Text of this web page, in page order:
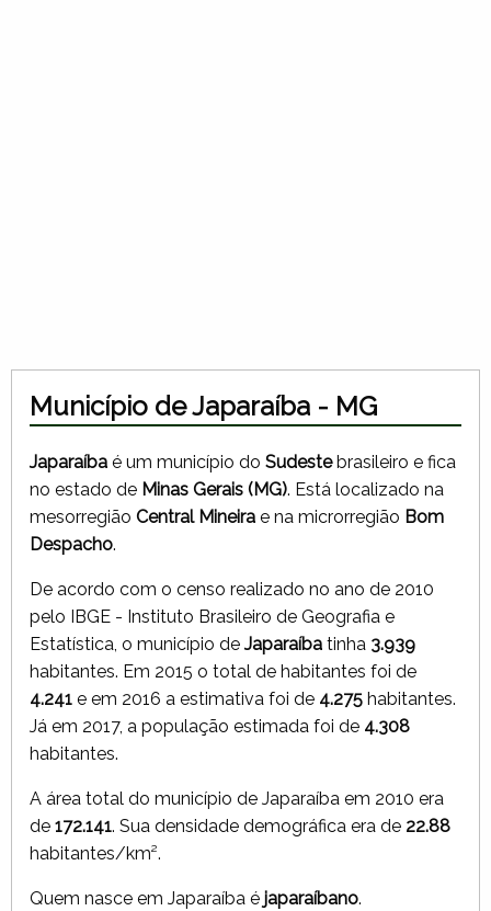
Município de Japaraíba - MG
Japaraíba é um município do Sudestebrasileiro e fica
no estado de Minas Gerais (MG). Está localizado na
mesorregião Central Mineira e na microrregião Bom
Despacho.
De acordo com o censo realizado no ano de 2010
pelo IBGE - Instituto Brasileiro de Geografia e
Estatística, o município de Japaraíba tinha 3.939
habitantes. Em 2015 o total de habitantes foi de
4.241 e em 2016 a estimativa foi de 4.275 habitantes.
Já em 2017, a população estimada foi de 4.308
habitantes.
A área total do município de Japaraíba em 2010 era
de 172.141. Sua densidade demográfica era de 22.88
habitantes/km².
Quem nasce em Japaraíba é japaraíbano.